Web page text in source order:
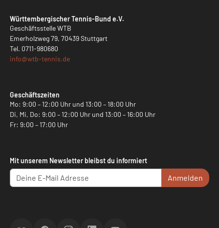
Württembergischer Tennis-Bund e.V.
Geschäftsstelle WTB
Emerholzweg 79, 70439 Stuttgart
Tel. 0711-980680
info@wtb-tennis.de
Geschäftszeiten
Mo: 9:00 – 12:00 Uhr und 13:00 – 18:00 Uhr
Di, Mi, Do: 9:00 – 12:00 Uhr und 13:00 – 16:00 Uhr
Fr: 9:00 – 17:00 Uhr
Mit unserem Newsletter bleibst du informiert
Anmelden